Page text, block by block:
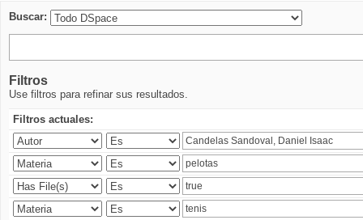
Buscar:
Filtros
Use filtros para refinar sus resultados.
Filtros actuales: